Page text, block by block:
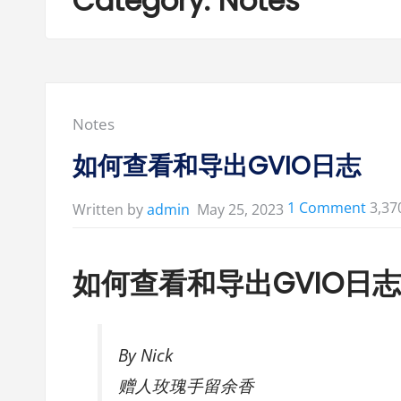
Posted
in:
Notes
如何查看和导出GVIO日志
Written byadmin May 25, 2023 1 Commenton
查
如何查看和导出GVIO日志
By Nick
赠人玫瑰手留余香